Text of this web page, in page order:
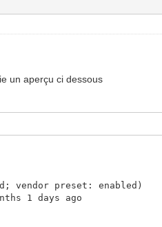
un aperçu ci dessous
vendor preset: enabled)
1 days ago